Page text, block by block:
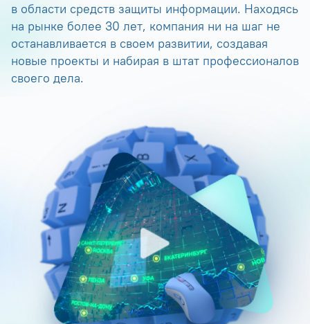
в области средств защиты информации. Находясь
на рынке более 30 лет, компания ни на шаг не
останавливается в своем развитии, создавая
новые проекты и набирая в штат профессионалов
своего дела.